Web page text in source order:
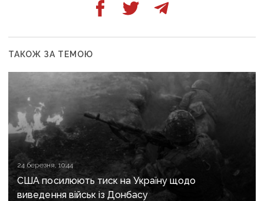
ТАКОЖ ЗА ТЕМОЮ
24 березня, 10:44
США посилюють тиск на Україну щодо
виведення військ із Донбасу